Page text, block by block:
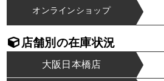
オンラインショップ
店舗別の在庫状況
大阪日本橋店